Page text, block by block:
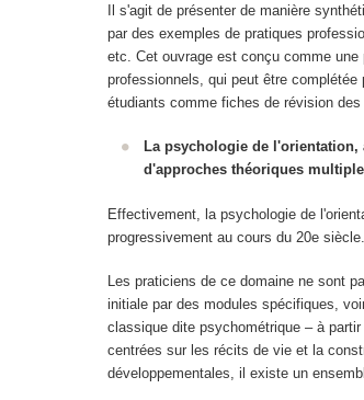
Il s'agit de présenter de manière
par des exemples de pratiques
etc. Cet ouvrage est conçu comme
professionnels, qui peut être
étudiants comme fiches de révision
La psychologie de
d'approches théoriques
Effectivement, la psychologie de
progressivement au cours du 20e
Les praticiens de ce domaine ne sont
initiale par des modules spécifiques,
classique dite psychométrique – à
centrées sur les récits de vie et la
développementales, il existe un